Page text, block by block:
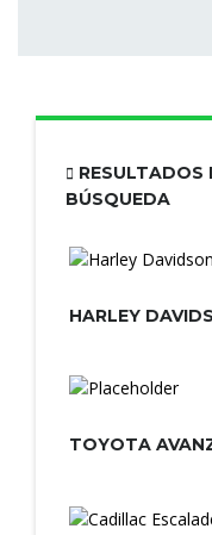
RESULTADOS
BÚSQUEDA
HARLEY
TOYOTA